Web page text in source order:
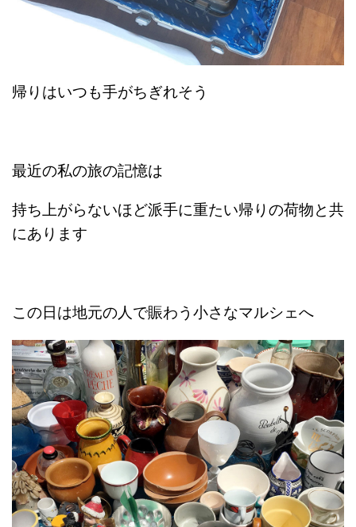
帰りはいつも手がちぎれそう
最近の私の旅の記憶は
持ち上がらないほど派手に重たい帰りの荷物と共
にあります
この日は地元の人で賑わう小さなマルシェへ